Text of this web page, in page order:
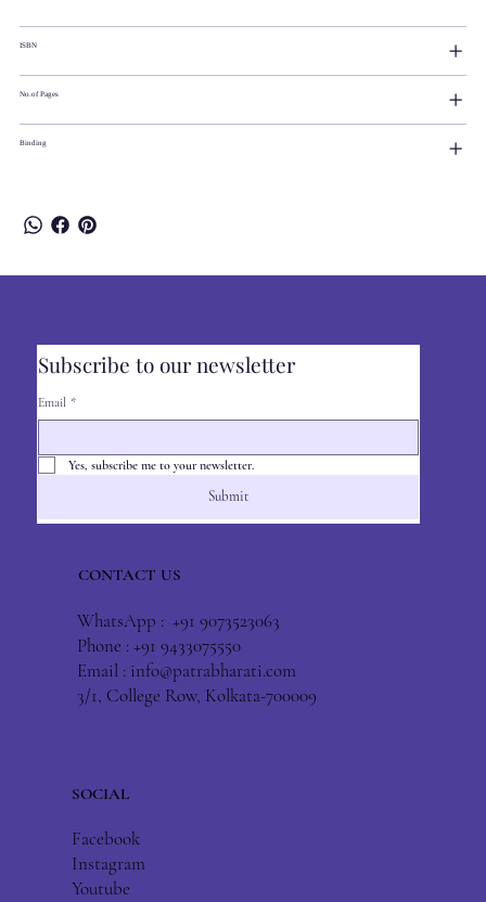
ISBN
No.of Pages
Binding
Subscribe to our newsletter
Email *
Yes, subscribe me to your newsletter.
Submit
CONTACT US
WhatsApp : +91 9073523063
Phone : +91 9433075550
Email : info@patrabharati.com
3/1, College Row, Kolkata-700009
SOCIAL
Facebook
Instagram
Youtube